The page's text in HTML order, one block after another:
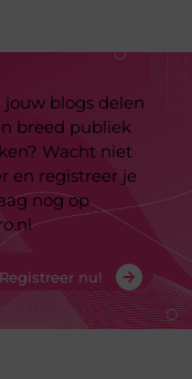
jouw blogs delen
breed publiek
Wacht niet
en registreer je
nog op
Registreer nu!